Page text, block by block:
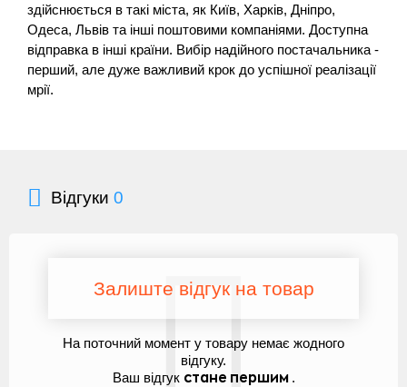
здійснюється в такі міста, як Київ, Харків, Дніпро,
Одеса, Львів та інші поштовими компаніями. Доступна
відправка в інші країни. Вибір надійного постачальника -
перший, але дуже важливий крок до успішної реалізації
мрії.
Відгуки 0
Залиште відгук на товар
На поточний момент у товару немає жодного
відгуку.
Ваш відгук стане першим .